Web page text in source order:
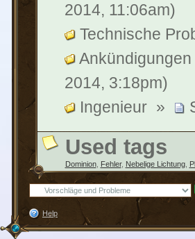
2014, 11:06am)
Technische
2014, 3:18pm)
Ingenieur »
Used tags
Dominion, Fehler, Nebelige Lichtung,
Help